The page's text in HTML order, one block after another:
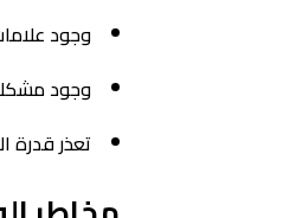
وجود
وجود
تعذر قدرة